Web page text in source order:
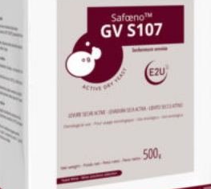
do produto
de produto
To Use
Academy™
sob encomenda
de bebidas